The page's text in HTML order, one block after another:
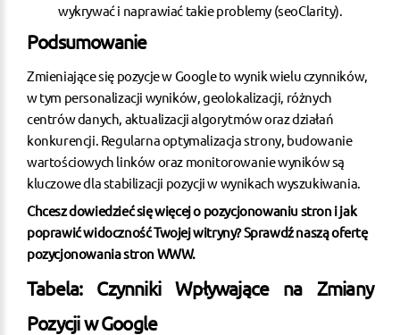
wykrywać i naprawiać takie problemy​ (seoClarity)
Podsumowanie
Zmieniające się pozycje w Google to wynik wielu czynników,
w tym personalizacji wyników, geolokalizacji, różnych
centrów danych, aktualizacji algorytmów oraz działań
konkurencji. Regularna optymalizacja strony, budowanie
wartościowych linkóworaz monitorowanie wyników są
kluczowe dla stabilizacji pozycji w wynikach wyszukiwania.
Chcesz dowiedzieć się więcej o pozycjonowaniu stron i jak
poprawić widoczność Twojej witryny?Sprawdź naszą ofertę
pozycjonowania stron WWW.
Tabela: Czynniki Wpływające na Zmiany
Pozycji w Google